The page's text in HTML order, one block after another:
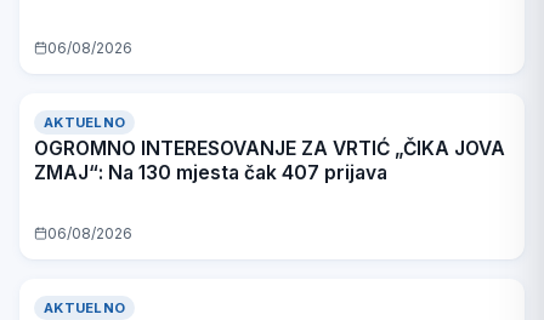
06/08/2026
AKTUELNO
OGROMNO INTERESOVANJE ZA VRTIĆ „ČIKA JOVA
ZMAJ“: Na 130 mjesta čak 407 prijava
06/08/2026
AKTUELNO